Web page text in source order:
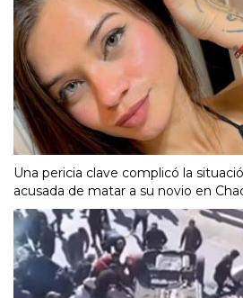
Una pericia clave complicó la
acusada de matar a su novio en